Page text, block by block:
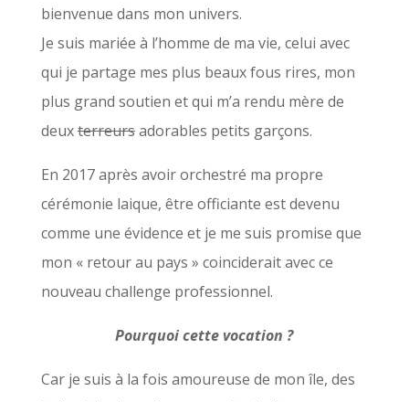
bienvenue dans mon univers.
Je suis mariée à l’homme de ma vie, celui avec
qui je partage mes plus beaux fous rires, mon
plus grand soutien et qui m’a rendu mère de
deuxterreursadorables petits garçons.
En 2017 après avoir orchestré ma propre
cérémonie laique, être officiante est devenu
comme une évidence et je me suis promise que
mon « retour au pays » coinciderait avec ce
nouveau challenge professionnel.
Pourquoi cette vocation ?
Car je suis à la fois amoureuse de mon île, des